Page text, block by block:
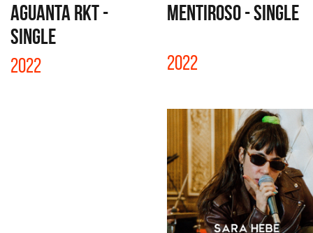
AGUANTA RKT -
SINGLE
2022
MENTIROSO - SINGLE
2022